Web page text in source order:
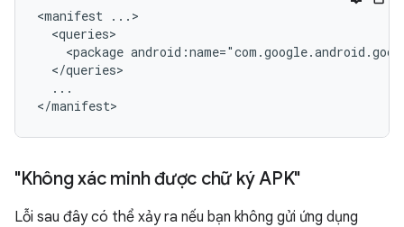
<manifest
<package
...
"Không xác minh được chữ ký APK"
Lỗi sau đây có thể xảy ra nếu bạn không gửi ứng dụng